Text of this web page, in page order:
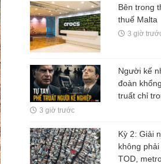
cũng hiểu
vượt qua
Bên trong
thuế Malta
3 giờ
Người kế
đoàn
truất chỉ
đã chọn
3 giờ trước
Kỳ 2: Giải
không
TOD,